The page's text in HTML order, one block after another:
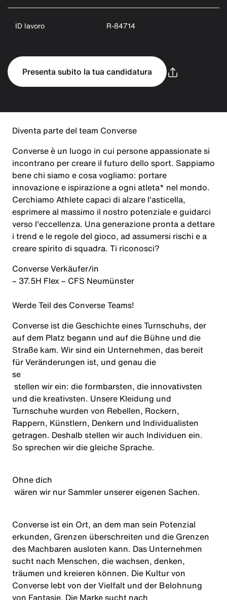
ID lavoro R-84714
Presenta subito la tua candidatura
Diventa parte del team Converse
Converse è un luogo in cui persone appassionate si
incontrano per creare il futuro dello sport. Sappiamo
bene chi siamo e cosa vogliamo: portare
innovazione e ispirazione a ogni atleta* nel mondo.
Cerchiamo Athlete capaci di alzare l'asticella,
esprimere al massimo il nostro potenziale e guidarci
verso l'eccellenza. Una generazione pronta a dettare
i trend e le regole del gioco, ad assumersi rischi e a
creare spirito di squadra. Ti riconosci?
ConverseVerkäufer/in
– 37.5H Flex – CFS Neumünster
Werde Teil des Converse Teams!
Converse ist die Geschichte eines Turnschuhs, der
auf dem Platz begann und auf die Bühne und die
Straße kam. Wir sind ein Unternehmen, das bereit
für Veränderungen ist, und genau die
se
stellen wir ein: die formbarsten, die innovativsten
und die kreativsten. Unsere Kleidung und
Turnschuhe wurden von Rebellen, Rockern,
Rappern, Künstlern, Denkern und Individualisten
getragen. Deshalb stellen wir auch Individuen ein.
So sprechen wir die gleiche Sprache.
Ohnedich
wären wir nur Sammler unserer eigenen Sachen.
Converse ist ein Ort, an dem man sein Potenzial
erkunden, Grenzen überschreiten und die Grenzen
des Machbaren ausloten kann. Das Unternehmen
sucht nach Menschen, die wachsen, denken,
träumen und kreieren können. Die Kultur von
Converse lebt von der Vielfalt und der Belohnung
von Fantasie. Die Marke sucht nach